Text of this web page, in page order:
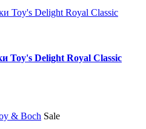
Toy's Delight Royal Classic
Sale